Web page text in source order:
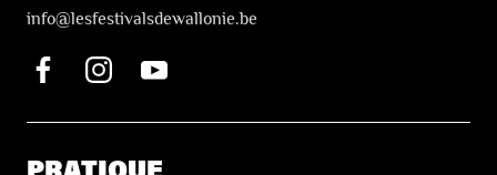
info@lesfestivalsdewallonie.be